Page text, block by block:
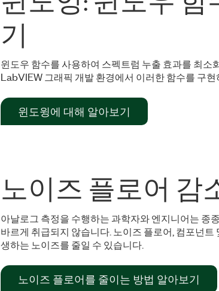
기
윈도우 함수를 사용하여 스펙트럼 누출 효과를 최
LabVIEW 그래픽 개발 환경에서 이러한 함수를 구현
윈도윙에 대해 알아보기
노이즈 플로어 감
아날로그 측정을 수행하는 과학자와 엔지니어는 종
바르게 취급되지 않습니다. 노이즈 플로어, 컴포넌
생하는 노이즈를 줄일 수 있습니다.
노이즈 플로어를 줄이는 방법 알아보기